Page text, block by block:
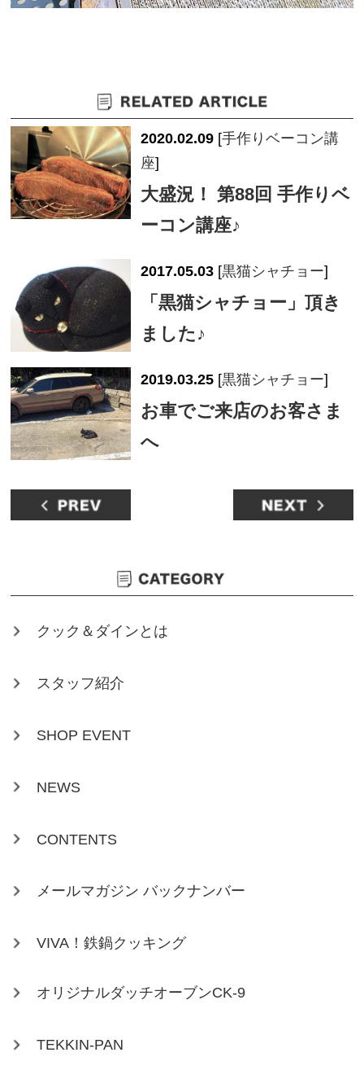
2020.02.09 [手作りベーコン講
座]
大盛況！ 第88回 手作りベ
ーコン講座♪
2017.05.03 [黒猫シャチョー]
「黒猫シャチョー」頂き
ました♪
2019.03.25 [黒猫シャチョー]
お車でご来店のお客さま
へ
クック＆ダインとは
スタッフ紹介
SHOP EVENT
NEWS
CONTENTS
メールマガジン バックナンバー
VIVA！鉄鍋クッキング
オリジナルダッチオーブンCK-9
TEKKIN-PAN